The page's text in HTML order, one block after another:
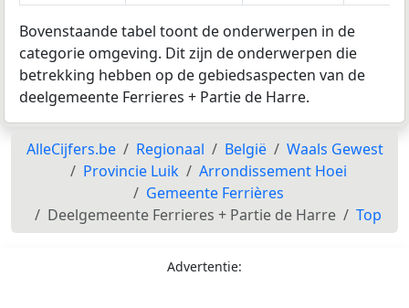
Bovenstaande tabel toont de onderwerpen in de
categorie omgeving. Dit zijn de onderwerpen die
betrekking hebben op de gebiedsaspecten van de
deelgemeente Ferrieres + Partie de Harre.
AlleCijfers.be Regionaal België
Waals Gewest
Provincie Luik
Arrondissement Hoei
Gemeente Ferrières
Deelgemeente Ferrieres + Partie de Harre
Top
Advertentie: